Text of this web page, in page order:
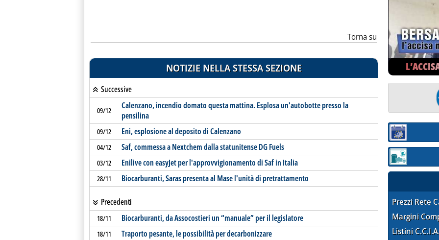
Torna su
NOTIZIE NELLA STESSA SEZIONE
Successive
09/12
Calenzano, incendio domato questa mattina. Esplosa un'autobotte presso la
pensilina
09/12 Eni, esplosione al deposito di Calenzano
04/12 Saf, commessa a Nextchem dalla statunitense DG Fuels
03/12 Enilive con easyJet per l'approvvigionamento di Saf in Italia
28/11 Biocarburanti, Saras presenta al Mase l'unità di pretrattamento
Precedenti
18/11 Biocarburanti, da Assocostieri un “manuale” per il legislatore
18/11 Traporto pesante, le possibilità per decarbonizzare
Sezione:
Sezione:
Prezzi Rete
Margini
Listini